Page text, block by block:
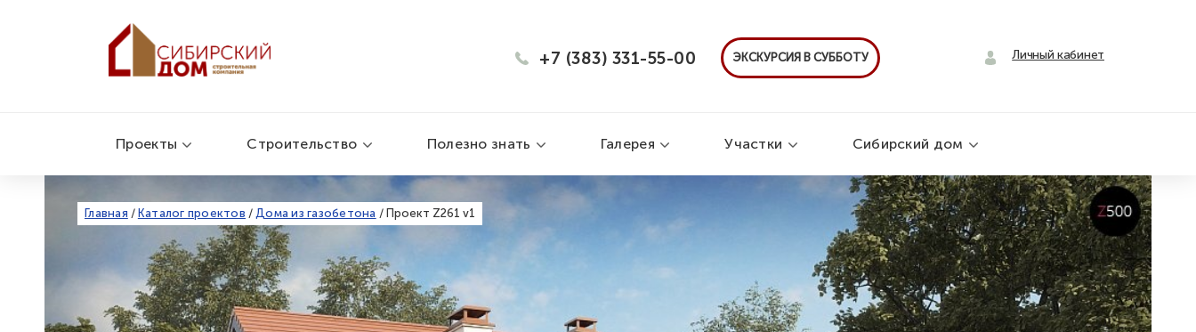
+7 (383) 331-55-00 ЭКСКУРСИЯ В СУББОТУ Личный кабинет
Проекты Строительство Полезно знать Галерея Участки Сибирский дом
Главная / Каталог проектов / Дома из газобетона / Проект Z261 v1